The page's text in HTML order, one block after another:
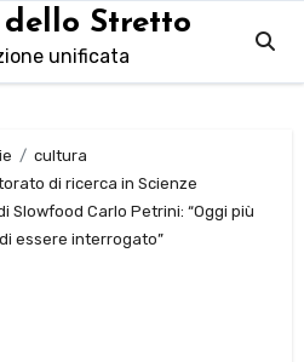
Stretto
unificata
cultura
di ricerca in Scienze
Slowfood Carlo Petrini: “Oggi più
essere interrogato”